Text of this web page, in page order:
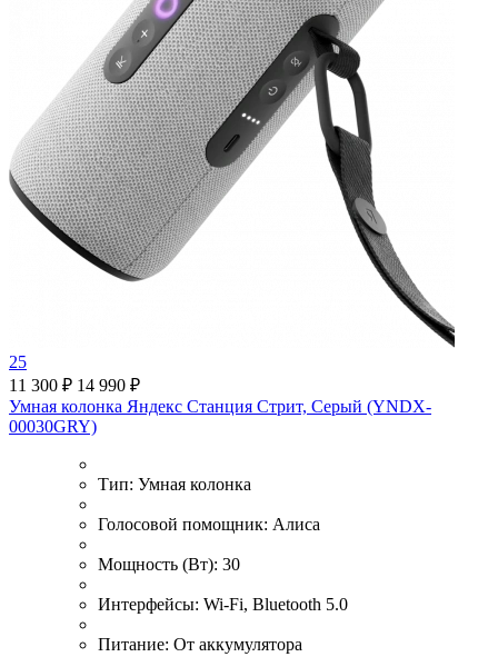
25
11 300 ₽ 14 990 ₽
Умная колонка Яндекс Станция Стрит, Серый (YNDX-
00030GRY)
Тип: Умная колонка
Голосовой помощник: Алиса
Мощность (Вт): 30
Интерфейсы: Wi-Fi, Bluetooth 5.0
Питание: От аккумулятора